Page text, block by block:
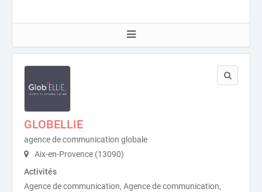
GLOBELLIE
agence de communication globale
Aix-en-Provence (13090)
Activités
Agence de communication, Agence de communication,